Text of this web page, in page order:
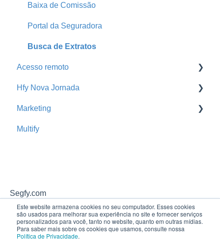
Este website armazena cookies no seu computador. Esses cookies
são usados ​​para melhorar sua experiência no site e fornecer serviços
personalizados para você, tanto no website, quanto em outras mídias.
Para saber mais sobre os cookies que usamos, consulte nossa
Política de Privacidade.
Produtores
Home
Print
Parcelas do Segurado
Sinistros
Parcelas Atrasadas
Pagamento de Comissão
Análise Financeira
Orçamentos
Comissões da Corretora
Renovações
Mix de Carteira
Baixa de Comissão
Portal da Seguradora
Busca de Extratos
Acesso remoto
Acesso remoto
Hfy Nova Jornada
Cross Sell Rede de Parceiros
Hfy Nova Jornada
Marketing
Promoção
Multify
Segfy.com